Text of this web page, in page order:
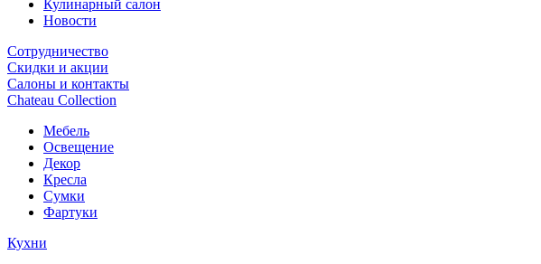
Кулинарный салон
Новости
Сотрудничество
Скидки и акции
Салоны и контакты
Chateau Collection
Мебель
Освещение
Декор
Кресла
Сумки
Фартуки
Кухни